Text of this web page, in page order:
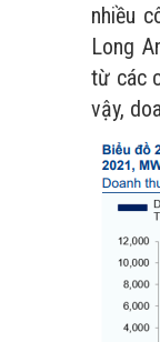
nhiều
Long
từ các
vậy,